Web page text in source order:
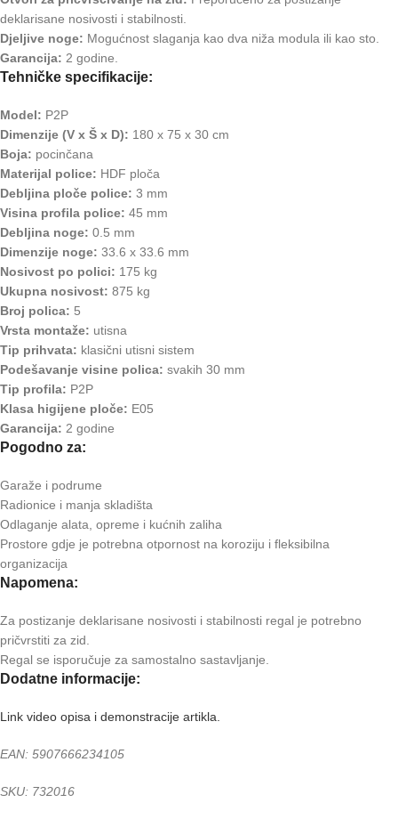
deklarisane nosivosti i stabilnosti.
Djeljive noge: Mogućnost slaganja kao dva niža modula ili kao sto.
Garancija: 2 godine.
Tehničke specifikacije:
Model: P2P
Dimenzije (V x Š x D): 180 x 75 x 30 cm
Boja: pocinčana
Materijal police: HDF ploča
Debljina ploče police: 3 mm
Visina profila police: 45 mm
Debljina noge: 0.5 mm
Dimenzije noge: 33.6 x 33.6 mm
Nosivost po polici: 175 kg
Ukupna nosivost: 875 kg
Broj polica: 5
Vrsta montaže: utisna
Tip prihvata: klasični utisni sistem
Podešavanje visine polica: svakih 30 mm
Tip profila: P2P
Klasa higijene ploče: E05
Garancija: 2 godine
Pogodno za:
Garaže i podrume
Radionice i manja skladišta
Odlaganje alata, opreme i kućnih zaliha
Prostore gdje je potrebna otpornost na koroziju i fleksibilna
organizacija
Napomena:
Za postizanje deklarisane nosivosti i stabilnosti regal je potrebno
pričvrstiti za zid.
Regal se isporučuje za samostalno sastavljanje.
Dodatne informacije:
Link video opisa i demonstracije artikla.
EAN: 5907666234105
SKU: 732016